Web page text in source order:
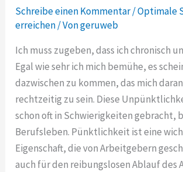
Schreibe einen Kommentar/Optimale
erreichen/ Vongeruweb
Ich muss zugeben, dass ich chronisch
Egal wie sehr ich mich bemühe, es
dazwischen zu kommen, das mich
rechtzeitig zu sein. Diese
schon oft in Schwierigkeiten gebracht,
Berufsleben. Pünktlichkeit ist eine
Eigenschaft, die von Arbeitgebern
auch für den reibungslosen Ablauf des